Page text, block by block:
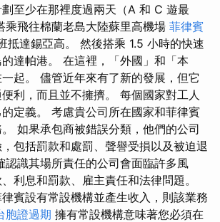
至少在那裡度過兩天（A 和 C 遊最
乘飛往棉蘭老島大陸蘇里高機場 菲律賓
抵達錫亞高。 然後搭乘 1.5 小時的快速
達帕港。 在這裡，「外國」和「本
起。 儘管近年來有了新的發展，但它
利，而且並不擁擠。 每個國家對工人
定義。 考慮貴公司所在國家和菲律賓
如果承包商被錯誤分類，他們的公司
包括罰款和處罰、聲譽受損以及被迫退
認識其場所責任的公司會面臨許多風
利息和罰款、雇主責任和法律問題。
賓設有常設機構並產生收入，則該業務
胞證過期 擁有常設機構意味著您必須在